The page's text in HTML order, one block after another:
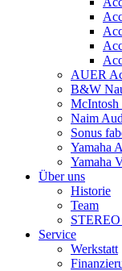
AUER
B&W
McIntosh
Naim
Sonus
Yamaha
Yamaha
Über uns
Historie
Team
STEREO
Service
Werkstatt